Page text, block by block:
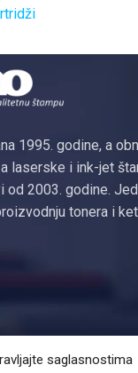
saglasnostima
1995. godine, a
laserske i ink-jet
od 2003. godine.
tonera i